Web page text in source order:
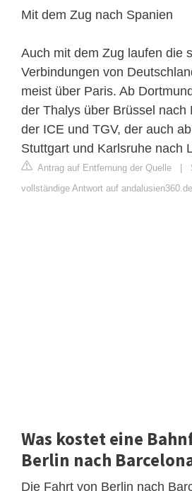
Mit dem Zug nach Spanien
Auch mit dem Zug laufen die
Verbindungen von
meist über Paris. Ab
der Thalys über Brüssel nach
der ICE und TGV, der auch
Stuttgart und Karlsruhe nach
Antrag auf Entfernung der Quelle |
vollständige Antwort auf
Was kostet eine
Berlin nach
Die Fahrt von Berlin nach